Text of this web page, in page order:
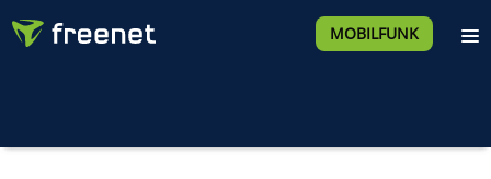
MOBILFUNK